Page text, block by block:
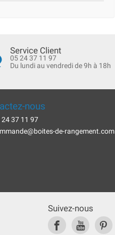
Service Client
05 24 37 11 97
Du lundi au vendredi de 9h à 18h
nous
24 37 11 97
de-rangement.com
Suivez-nous